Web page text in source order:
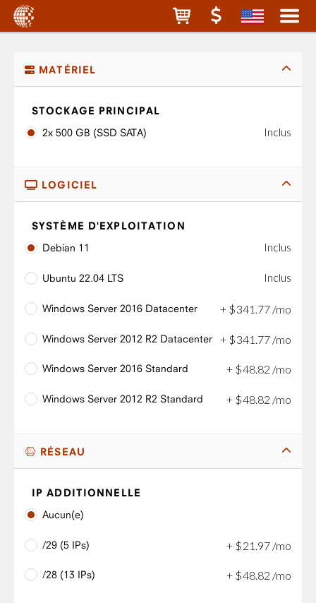
MATÉRIEL
STOCKAGE PRINCIPAL
2x 500 GB (SSD SATA)
Inclus
LOGICIEL
SYSTÈME D'EXPLOITATION
Debian 11
Inclus
Ubuntu 22.04 LTS Inclus
Windows Server 2016 Datacenter + $341 77 /mo
Windows Server 2012 R2 Datacenter + $341 77 /mo
Windows Server 2016 Standard + $48.82 /mo
Windows Server 2012 R2 Standard + $48.82 /mo
RÉSEAU
IP ADDITIONNELLE
Aucun(e)
/29 (5 IPs) + $21 97 /mo
/28 (13 IPs) + $48.82 /mo